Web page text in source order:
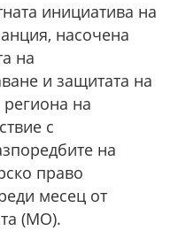
инициатива на
насочена
на
и защитата на
региона на
с
на
право
месец от
(МО).